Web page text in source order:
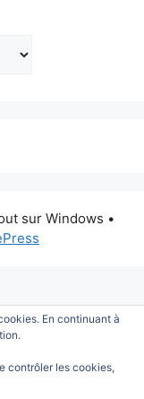
sur Windows •
En continuant à
contrôler les cookies,